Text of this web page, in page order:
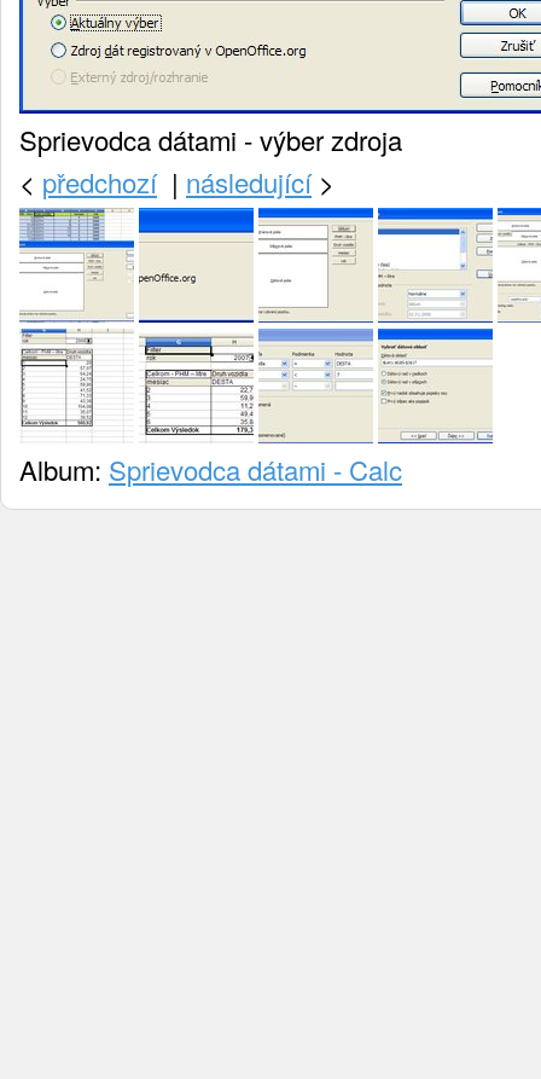
Sprievodca dátami - výber zdroja
< předchozí| následující>
Album: Sprievodca dátami - Calc